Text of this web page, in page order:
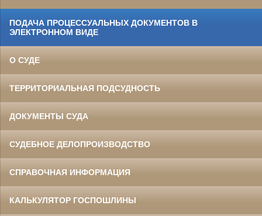
ПОДАЧА ПРОЦЕССУАЛЬНЫХ ДОКУМЕНТОВ В
ЭЛЕКТРОННОМ ВИДЕ
О СУДЕ
ТЕРРИТОРИАЛЬНАЯ ПОДСУДНОСТЬ
ДОКУМЕНТЫ СУДА
СУДЕБНОЕ ДЕЛОПРОИЗВОДСТВО
СПРАВОЧНАЯ ИНФОРМАЦИЯ
КАЛЬКУЛЯТОР ГОСПОШЛИНЫ